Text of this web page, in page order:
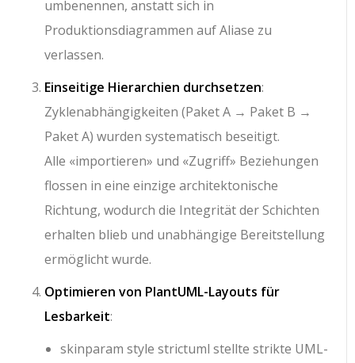
umbenennen, anstatt sich in
Produktionsdiagrammen auf Aliase zu
verlassen.
Einseitige Hierarchien durchsetzen:
Zyklenabhängigkeiten (Paket A → Paket B →
Paket A) wurden systematisch beseitigt.
Alle «importieren» und «Zugriff» Beziehungen
flossen in eine einzige architektonische
Richtung, wodurch die Integrität der Schichten
erhalten blieb und unabhängige Bereitstellung
ermöglicht wurde.
Optimieren von PlantUML-Layouts für
Lesbarkeit:
skinparam style strictuml stellte strikte UML-